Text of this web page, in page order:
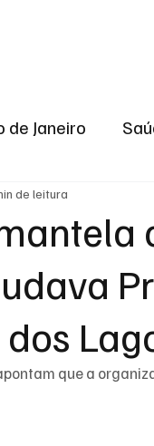
de Janeiro
Fluminense
Zona Oeste
Eleições
de leitura
que a